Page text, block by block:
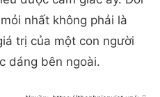
nhất không phải là
trị của một con người
dáng bên ngoài.